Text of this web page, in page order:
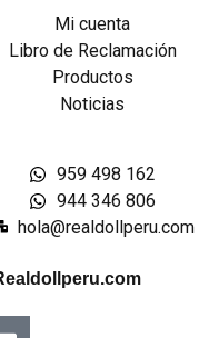
Mi cuenta
Libro de Reclamación
Productos
Noticias
959 498 162
944 346 806
hola@realdollperu.com